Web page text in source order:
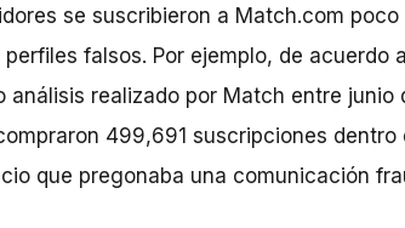
se suscribieron a Match.com
falsos. Por ejemplo, de acuerdo
análisis realizado por Match entre junio
499,691 suscripciones dentro
que pregonaba una comunicación